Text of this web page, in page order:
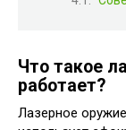
Что такое
работает?
Лазерное